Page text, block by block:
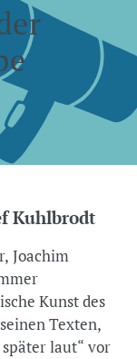
Kuhlbrodt
Joachim
Kunst des
Texten,
laut“ vor